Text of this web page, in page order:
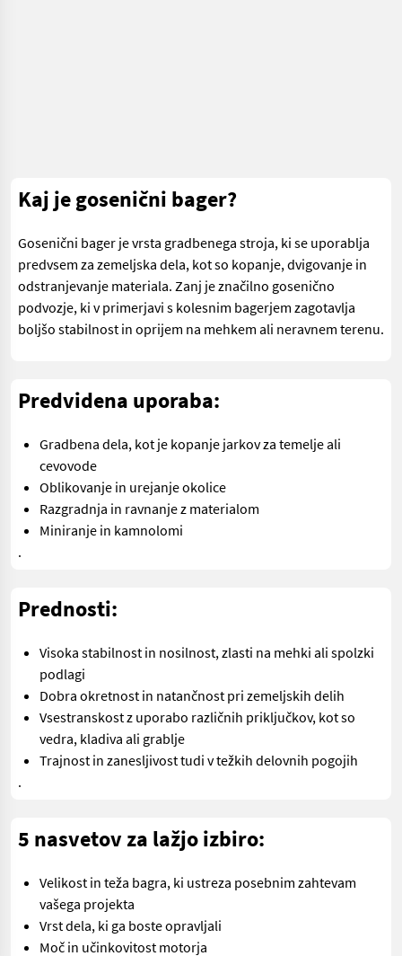
Kaj je gosenični bager?
Gosenični bager je vrsta gradbenega stroja, ki se uporablja
predvsem za zemeljska dela, kot so kopanje, dvigovanje in
odstranjevanje materiala. Zanj je značilno gosenično
podvozje, ki v primerjavi s kolesnim bagerjem zagotavlja
boljšo stabilnost in oprijem na mehkem ali neravnem terenu.
Predvidena uporaba:
Gradbena dela, kot je kopanje jarkov za temelje ali
cevovode
Oblikovanje in urejanje okolice
Razgradnja in ravnanje z materialom
Miniranje in kamnolomi
.
Prednosti:
Visoka stabilnost in nosilnost, zlasti na mehki ali spolzki
podlagi
Dobra okretnost in natančnost pri zemeljskih delih
Vsestranskost z uporabo različnih priključkov, kot so
vedra, kladiva ali grablje
Trajnost in zanesljivost tudi v težkih delovnih pogojih
.
5 nasvetov za lažjo izbiro:
Velikost in teža bagra, ki ustreza posebnim zahtevam
vašega projekta
Vrst dela, ki ga boste opravljali
Moč in učinkovitost motorja